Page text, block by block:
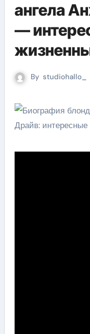
ангела
—
By studiohallo_